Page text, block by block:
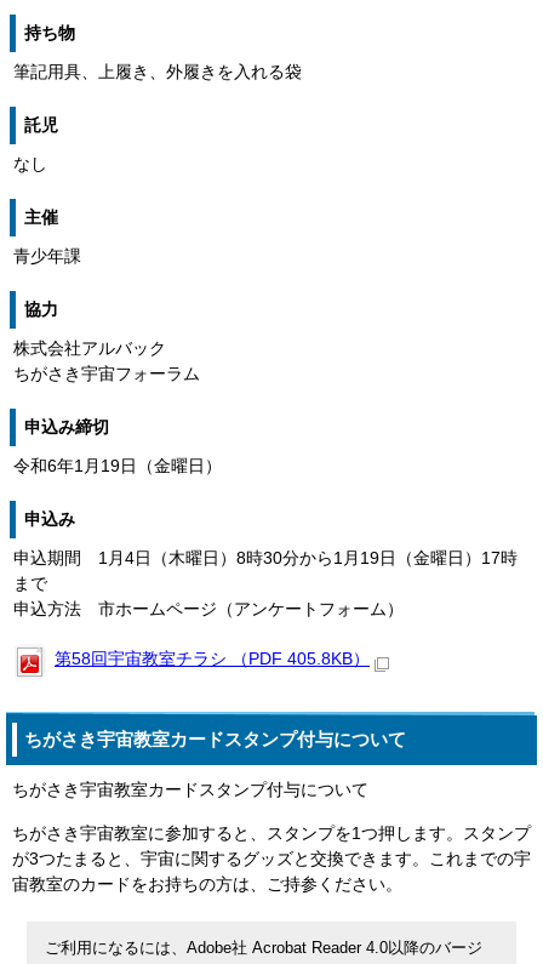
持ち物
筆記用具、上履き、外履きを入れる袋
託児
なし
主催
青少年課
協力
株式会社アルバック
ちがさき宇宙フォーラム
申込み締切
令和6年1月19日（金曜日）
申込み
申込期間 1月4日（木曜日）8時30分から1月19日（金曜日）17時
まで
申込方法 市ホームページ（アンケートフォーム）
第58回宇宙教室チラシ （PDF 405.8KB）
ちがさき宇宙教室カードスタンプ付与について
ちがさき宇宙教室カードスタンプ付与について
ちがさき宇宙教室に参加すると、スタンプを1つ押します。スタンプ
が3つたまると、宇宙に関するグッズと交換できます。これまでの宇
宙教室のカードをお持ちの方は、ご持参ください。
ご利用になるには、Adobe社 Acrobat Reader 4.0以降のバージ